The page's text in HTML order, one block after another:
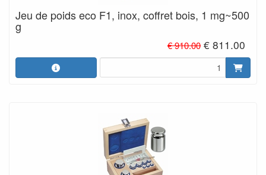
Jeu de poids eco F1, inox, coffret bois, 1 mg~500
g
€ 910.00 € 811.00